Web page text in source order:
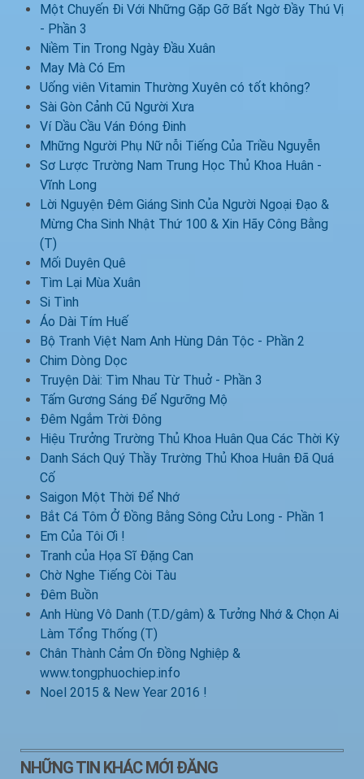
Một Chuyến Đi Với Những Gặp Gỡ Bất Ngờ Đầy Thú Vị
- Phần 3
Niềm Tin Trong Ngày Đầu Xuân
May Mà Có Em
Uống viên Vitamin Thường Xuyên có tốt không?
Sài Gòn Cảnh Cũ Người Xưa
Ví Dầu Cầu Ván Đóng Đinh
Mhững Người Phụ Nữ nỗi Tiếng Của Triều Nguyễn
Sơ Lược Trường Nam Trung Học Thủ Khoa Huân -
Vĩnh Long
Lời Nguyện Đêm Giáng Sinh Của Người Ngoại Đạo &
Mừng Cha Sinh Nhật Thứ 100 & Xin Hãy Công Bằng
(T)
Mối Duyên Quê
Tìm Lại Mùa Xuân
Si Tình
Áo Dài Tím Huế
Bộ Tranh Việt Nam Anh Hùng Dân Tộc - Phần 2
Chim Dòng Dọc
Truyện Dài: Tìm Nhau Từ Thuở - Phần 3
Tấm Gương Sáng Để Ngưỡng Mộ
Đêm Ngắm Trời Đông
Hiệu Trưởng Trường Thủ Khoa Huân Qua Các Thời Kỳ
Danh Sách Quý Thầy Trường Thủ Khoa Huân Đã Quá
Cố
Saigon Một Thời Để Nhớ
Bắt Cá Tôm Ở Đồng Bằng Sông Cửu Long - Phần 1
Em Của Tôi Ơi !
Tranh của Họa Sĩ Đặng Can
Chờ Nghe Tiếng Còi Tàu
Đêm Buồn
Anh Hùng Vô Danh (T.D/gâm) & Tưởng Nhớ & Chọn Ai
Làm Tổng Thống (T)
Chân Thành Cảm Ơn Đồng Nghiệp &
www.tongphuochiep.info
Noel 2015 & New Year 2016 !
NHỮNG TIN KHÁC MỚI ĐĂNG